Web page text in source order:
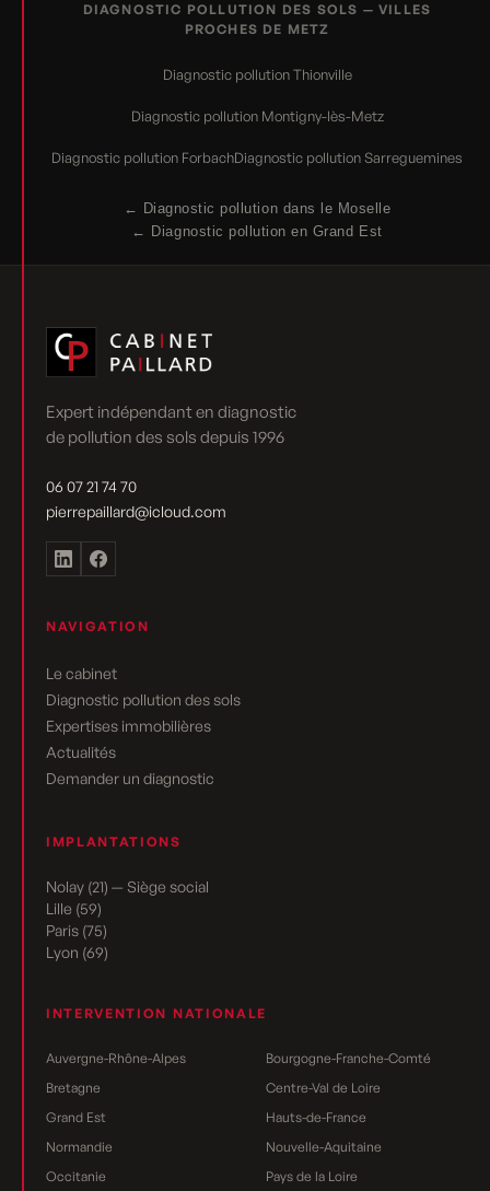
DIAGNOSTIC POLLUTION DES SOLS — VILLES
PROCHES DE METZ
Diagnostic pollution Thionville
Diagnostic pollution Montigny-lès-Metz
Diagnostic pollution ForbachDiagnostic pollution Sarreguemines
← Diagnostic pollution dans le Moselle
← Diagnostic pollution en Grand Est
Expert indépendant en diagnostic
de pollution des sols depuis 1996
06 07 21 74 70
pierrepaillard@icloud.com
NAVIGATION
Le cabinet
Diagnostic pollution des sols
Expertises immobilières
Actualités
Demander un diagnostic
IMPLANTATIONS
Nolay (21) — Siège social
Lille (59)
Paris (75)
Lyon (69)
INTERVENTION NATIONALE
Auvergne-Rhône-Alpes
Bourgogne-Franche-Comté
Bretagne
Centre-Val de Loire
Grand Est
Hauts-de-France
Normandie
Nouvelle-Aquitaine
Occitanie
Pays de la Loire